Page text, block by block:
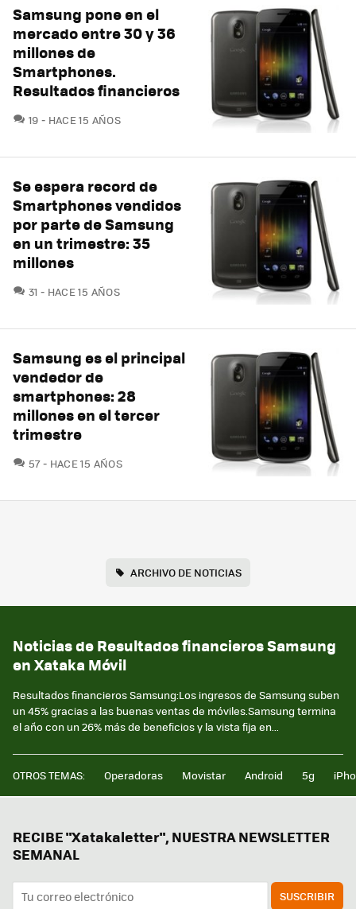
Samsung pone en el
mercado entre 30 y 36
millones de
Smartphones.
Resultados financieros
19 COMENTARIOS
HACE 15 AÑOS
Se espera record de
Smartphones vendidos
por parte de Samsung
en un trimestre: 35
millones
31 COMENTARIOS
HACE 15 AÑOS
Samsung es el principal
vendedor de
smartphones: 28
millones en el tercer
trimestre
57COMENTARIOS
HACE 15 AÑOS
ARCHIVO DE NOTICIAS
Noticias de Resultados financieros Samsung
en Xataka Móvil
Resultados financieros Samsung:Los ingresos de Samsung suben
un 45% gracias a las buenas ventas de móviles.Samsung termina
el año con un 26% más de beneficios y la vista fija en...
OTROS TEMAS: Operadoras Movistar Android 5g
RECIBE "Xatakaletter", NUESTRA NEWSLETTER
SEMANAL
SUSCRIBIR